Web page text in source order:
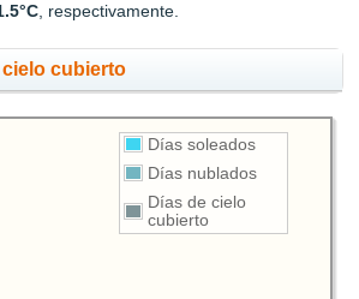
, respectivamente.
cubierto
Días soleados
Días nublados
Días de cielo
cubierto